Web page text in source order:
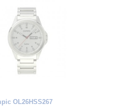
OL26HSS267